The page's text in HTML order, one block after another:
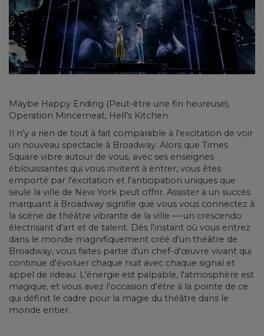
Maybe Happy Ending (Peut-être une fin heureuse),
Operation Mincemeat, Hell’s Kitchen
Il n'y a rien de tout à fait comparable à l'excitation de voir
un nouveau spectacle à Broadway. Alors que Times
Square vibre autour de vous, avec ses enseignes
éblouissantes qui vous invitent à entrer, vous êtes
emporté par l'excitation et l'anticipation uniques que
seule la ville de New York peut offrir. Assister à un succès
marquant à Broadway signifie que vous vous connectez à
la scène de théâtre vibrante de la ville — un crescendo
électrisant d'art et de talent. Dès l'instant où vous entrez
dans le monde magnifiquement créé d'un théâtre de
Broadway, vous faites partie d'un chef-d'œuvre vivant qui
continue d'évoluer chaque nuit avec chaque signal et
appel de rideau. L'énergie est palpable, l'atmosphère est
magique, et vous avez l'occasion d'être à la pointe de ce
qui définit le cadre pour la magie du théâtre dans le
monde entier.